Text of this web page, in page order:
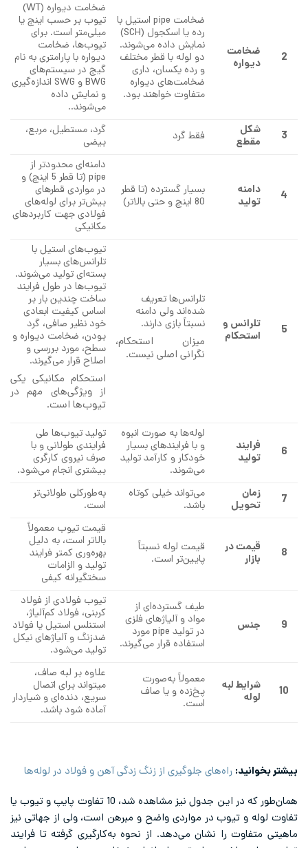
2
ضخامت
دیواره
ضخامت pipe استیل با
رده یا اسکجول (SCH)
نمایش داده می‌شوند.
دو لوله با قطر مختلف
و رده یکسان، داری
ضخامت‌های دیواره
متفاوت خواهند بود.
ضخامت دیواره (WT)
تیوب بر حسب اینچ یا
میلی‌متر است. برای
تیوب‌ها، ضخامت
دیواره با پارامتری به نام
گیج در سیستم‌های
BWG و SWG اندازه‌گیری
و نمایش داده
می‌شوند..
3
شکل
مقطع
فقط گرد
گرد، مستطیل، مربع،
بیضی
4
دامنه
تولید
بسیار گسترده (تا قطر
80 اینچ و حتی بالاتر)
دامنه‌ای محدود‌تر از
pipe (تا قطر 5 اینچ) و
در مواردی قطرهای
بیش‌تر برای لوله‌های
فولادی جهت کاربردهای
مکانیکی
5
تلرانس و
استحکام
تلرانس‌ها تعریف
شده‌اند ولی دامنه
نسبتاً بازی دارند.
میزان استحکام،
نگرانی اصلی نیست.
تیوب‌های استیل با
تلرانس‌های بسیار
بسته‌ای تولید می‌شوند.
تیوب‌ها در طول فرایند
ساخت چندین بار بر
اساس کیفیت ابعادی
خود نظیر صافی، گرد
بودن، ضخامت دیواره و
سطح، مورد بررسی و
اصلاح قرار می‌گیرند.
استحکام مکانیکی یکی
از ویژگی‌های مهم در
تیوب‌ها است.
6
فرایند
تولید
لوله‌ها به صورت انبوه
و با فرایندهای بسیار
خودکار و کارآمد تولید
می‌شوند.
تولید تیوب‌ها طی
فرایندی طولانی و با
صرف نیروی کارگری
بیشتری انجام می‌شود.
7
زمان
تحویل
می‌تواند خیلی کوتاه
باشد.
به‌طورکلی طولانی‌تر
است.
8
قیمت در
بازار
قیمت لوله نسبتاً
پایین‌تر است.
قیمت تیوب معمولاً
بالاتر است، به دلیل
بهره‌وری کمتر فرایند
تولید و الزامات
سختگیرانه کیفی
9 جنس
طیف گسترده‌ای از
مواد و آلیاژهای فلزی
در تولید pipe مورد
استفاده قرار می‌گیرند.
تیوب فولادی از فولاد
کربنی، فولاد کم‌آلیاژ،
استنلس استیل یا فولاد
ضدزنگ و آلیاژهای نیکل
تولید می‌شود.
10
شرایط لبه
لوله
معمولاً به‌صورت
پخ‌زده و یا صاف
است.
علاوه بر لبه صاف،
میتواند برای اتصال
سریع‌، دنده‌ای و شیاردار
آماده شود باشد.
بیشتر بخوانید: راه‌های جلوگیری از زنگ زدگی آهن و فولاد در لوله‌ها
همان‌طور که در این جدول نیز مشاهده ‌شد، 10 تفاوت پایپ و تیوب یا
تفاوت لوله و تیوب در مواردی واضح و مبرهن است، ولی از جهاتی نیز
ماهیتی متفاوت را نشان می‌دهد. از نحوه به‌کارگیری گرفته تا فرایند